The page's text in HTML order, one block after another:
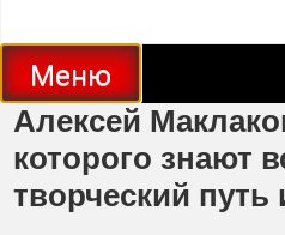
Меню
Алексей
которого знают
творческий путь